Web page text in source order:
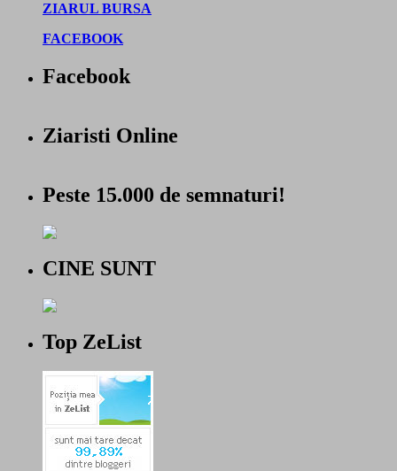
ZIARUL BURSA
FACEBOOK
Facebook
Ziaristi Online
Peste 15.000 de semnaturi!
CINE SUNT
Top ZeList